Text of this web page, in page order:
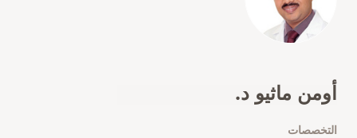
أومن ماثيو د.
التخصصات